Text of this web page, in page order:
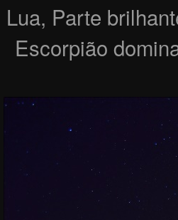
Lua, Parte
Escorpião